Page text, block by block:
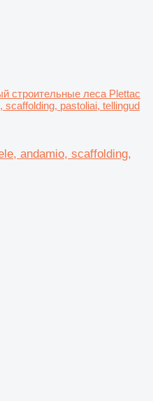
строительные леса Plettac
pastoliai, tellingud
andamio, scaffolding,